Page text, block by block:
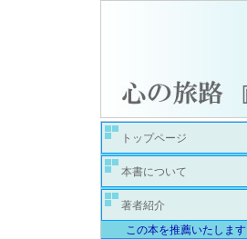
トップページ
本書について
著者紹介
この本を推薦いたします